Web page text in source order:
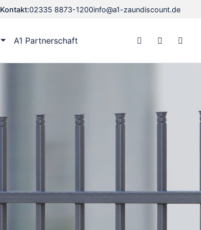
Kontakt:02335 8873-1200info@a1-zaundiscount.de
A1 Partnerschaft